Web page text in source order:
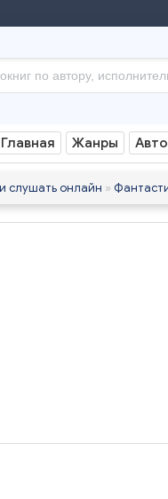
Главная Жанры
слушать онлайн »